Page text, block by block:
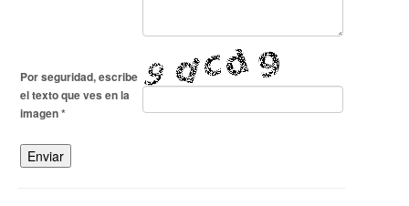
Por seguridad, escribe
el texto que ves en la
imagen*